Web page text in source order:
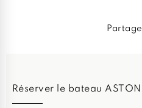
Réserver le bateau